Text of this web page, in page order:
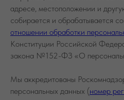
адресе, местоположении и
собирается и обрабатывается
отношении обработки
Конституции Российской
закона №152-ФЗ «О
Мы аккредитованы
персональных данных (номер